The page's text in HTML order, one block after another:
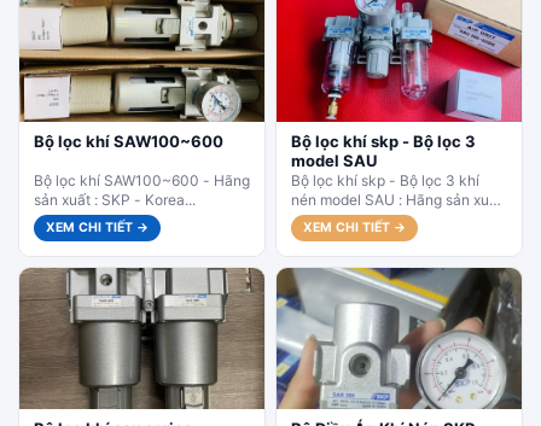
Bộ lọc khí SAW100~600
Bộ lọc khí SAW100~600 - Hãng
sản xuất : SKP - Korea...
XEM CHI TIẾT →
Bộ lọc khí skp - Bộ lọc 3
model SAU
Bộ lọc khí skp - Bộ lọc 3 khí
nén model SAU : Hãng sản xuất
: SKP - Korea...
XEM CHI TIẾT →